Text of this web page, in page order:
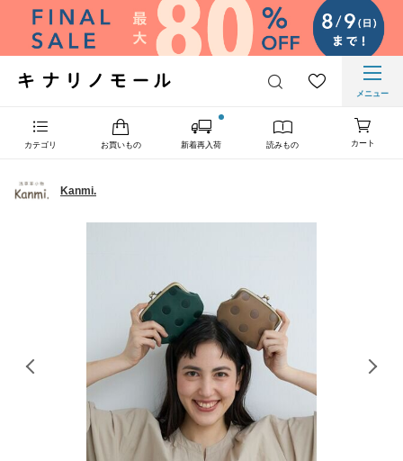
メニュー
カテゴリ お買いもの 新着再入荷 読みもの カート
Kanmi.